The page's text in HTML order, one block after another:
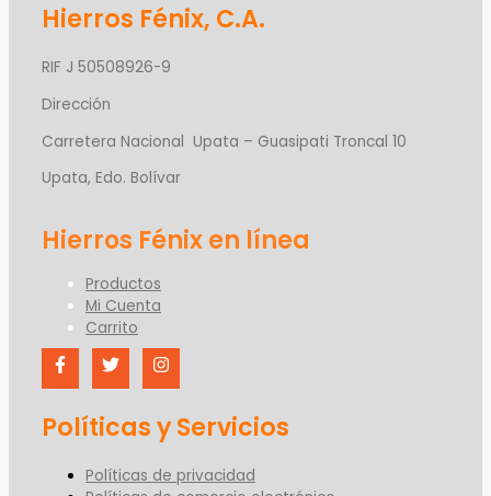
Hierros Fénix, C.A.
RIF J 50508926-9
Dirección
Carretera Nacional Upata – Guasipati Troncal 10
Upata, Edo. Bolívar
Productos
Mi Cuenta
Carrito
Políticas y Servicios
Políticas de privacidad